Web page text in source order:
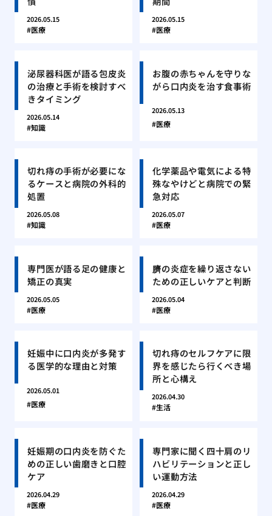
2026.05.15
医療
2026.05.15
医療
泌尿器科医が語る包皮炎
の治療と手術を検討すべ
きタイミング
2026.05.14
知識
お腹の赤ちゃんを守りな
がら口内炎を治す食事術
2026.05.13
医療
切れ痔の手術が必要にな
るケースと病院の外科的
処置
2026.05.08
知識
化学薬品や電気による特
殊なやけどと病院での緊
急対応
2026.05.07
医療
専門医が語る足の健康と
矯正の真実
2026.05.05
医療
臍の炎症を繰り返さない
ための正しいケアと判断
2026.05.04
医療
妊娠中に口内炎が多発す
る医学的な理由と対策
2026.05.01
医療
切れ痔のセルフケアに限
界を感じたら行くべき場
所と心構え
2026.04.30
生活
妊娠期の口内炎を防ぐた
めの正しい歯磨きと口腔
ケア
2026.04.29
医療
専門家に聞く四十肩のリ
ハビリテーションと正し
い運動方法
2026.04.29
医療